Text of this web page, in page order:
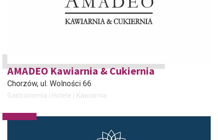
AMADEO Kawiarnia & Cukiernia
Chorzów, ul. Wolności 66
Gastronomia i Hotele Kawiarnia